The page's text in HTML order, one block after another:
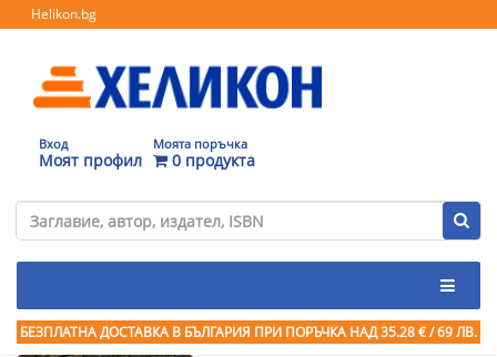
Helikon.bg
Вход
Моят профил
Моята поръчка
0 продукта
БЕЗПЛАТНА ДОСТАВКА В БЪЛГАРИЯ ПРИ ПОРЪЧКА НАД 35.28 € / 69 ЛВ.